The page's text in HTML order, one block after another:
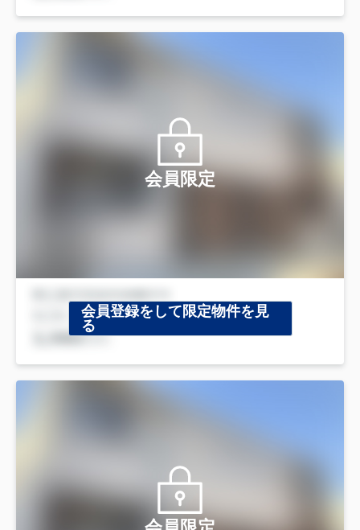
会員限定
会員登録をして限定物件を見
る